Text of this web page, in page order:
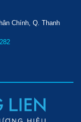
Chính, Q. Thanh